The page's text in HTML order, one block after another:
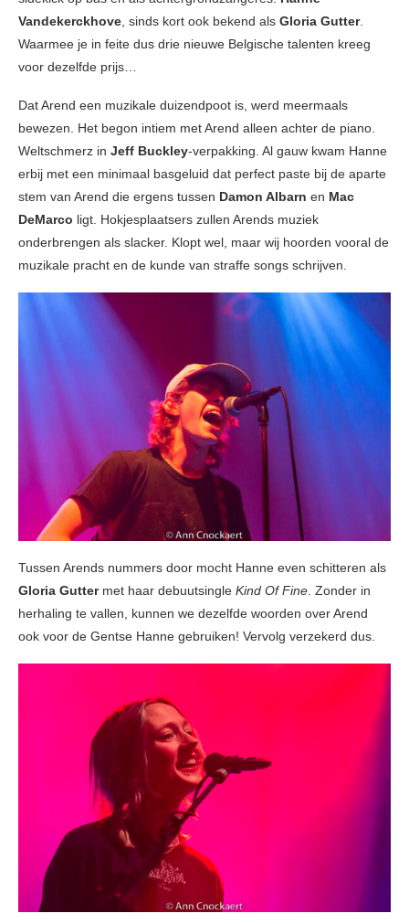
Vandekerckhove, sinds kort ook bekend als Gloria Gutter.
Waarmee je in feite dus drie nieuwe Belgische talenten kreeg
voor dezelfde prijs…
Dat Arend een muzikale duizendpoot is, werd meermaals
bewezen. Het begon intiem met Arend alleen achter de piano.
Weltschmerz in Jeff Buckley-verpakking. Al gauw kwam Hanne
erbij met een minimaal basgeluid dat perfect paste bij de aparte
stem van Arend die ergens tussen Damon Albarn en Mac
DeMarco ligt. Hokjesplaatsers zullen Arends muziek
onderbrengen als slacker. Klopt wel, maar wij hoorden vooral de
muzikale pracht en de kunde van straffe songs schrijven.
Tussen Arends nummers door mocht Hanne even schitteren als
Gloria Gutter met haar debuutsingle Kind Of Fine. Zonder in
herhaling te vallen, kunnen we dezelfde woorden over Arend
ook voor de Gentse Hanne gebruiken! Vervolg verzekerd dus.